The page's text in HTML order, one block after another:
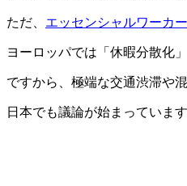
ただ、 エッセンシャルワーカー
ヨーロッパでは「休暇分散化
ですから、極端な交通渋滞や
日本でも議論が始まっていま